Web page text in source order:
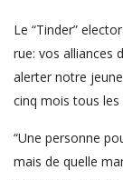
Le “Tinder”
rue: vos alliances
alerter notre
cinq mois tous
“Une personne
mais de quelle